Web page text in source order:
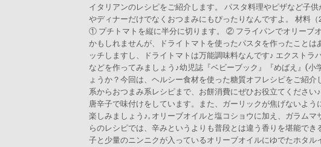
イタリアンのレシピをご紹介します。 パスタ料理やピザなど子
やディナーだけでなくおつまみにもぴったりなんですよ。 材料
① プチトマトを縦に半分に切ります。 ② フライパンでオリーブ
かもしれませんが、ドライトマトを使ったパスタを作ったこと
ッチしますし、ドライトマトは万能調味料なんです♪ エクスト
などを作ってみましょう♪幼児誌『ベビーブック』『めばえ』(
ょうか？今回は、ヘルシー食材を使った糖質オフレシピをご紹
系からおつまみ系レシピまで、お餅消費にぜひお役立てくださ
唐辛子で味付けをしています。また、ガーリックが焦げないよ
楽しみましょう♪, オリーブオイルと塩コショウに加え、ガラム
らのレシピでは、辛みというよりも普段とは違う香りを堪能で
子と少量のニンニクが入っているオリーブオイルにゆでたホタ